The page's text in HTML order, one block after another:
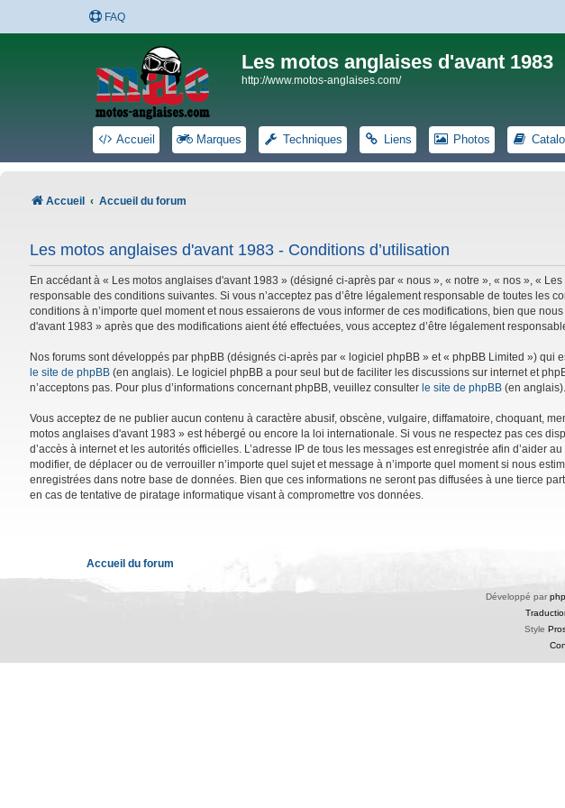
FAQ
Les motos anglaises d'avant 1983
http://www.motos-anglaises.com/
Accueil Marques Techniques Liens Photos
Accueil Accueil du forum
Les motos anglaises d'avant 1983 - Conditions d’utilisation
En accédant à « Les motos anglaises d'avant 1983 » (désigné ci-après par « nous », « notre », « nos », «
responsable des conditions suivantes. Si vous n’acceptez pas d’être légalement responsable de toutes
conditions à n’importe quel moment et nous essaierons de vous informer de ces modifications, bien que
d'avant 1983 » après que des modifications aient été effectuées, vous acceptez d’être légalement
Nos forums sont développés par phpBB (désignés ci-après par « logiciel phpBB » et « phpBB Limited ») qui
le site de phpBB (en anglais). Le logiciel phpBB a pour seul but de faciliter les discussions sur internet et
n’acceptons pas. Pour plus d’informations concernant phpBB, veuillez consulter le site de phpBB (en anglais).
Vous acceptez de ne publier aucun contenu à caractère abusif, obscène, vulgaire, diffamatoire, choquant,
motos anglaises d'avant 1983 » est hébergé ou encore la loi internationale. Si vous ne respectez pas ces
d’accès à internet et les autorités officielles. L’adresse IP de tous les messages est enregistrée afin
modifier, de déplacer ou de verrouiller n’importe quel sujet et message à n’importe quel moment si nous
enregistrées dans notre base de données. Bien que ces informations ne seront pas diffusées à une tierce
en cas de tentative de piratage informatique visant à compromettre vos données.
Accueil du forum
Développé par
Style